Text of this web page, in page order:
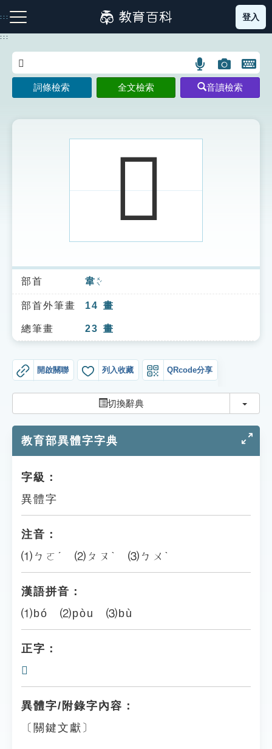
到
主
:::
注音索引圖示 筆畫索引圖示 部首索引表圖示
索引選單
知識索引
單字索引
貓頭鷹博士
登入
:::
語
言
搜
示
圖
片
搜
開
鍵
圖
詞條檢索 全文檢索 音讀檢索
𩏯
部首 韋 ㄨㄟˊ
部首外筆畫 14 畫
總筆畫 23 畫
開啟關聯 列入收藏 QRcode分享
切換辭典 切換
教育部異體字字典
字級：
異體字
注音：
⑴ㄅㄛˊ ⑵ㄆㄡˋ ⑶ㄅㄨˋ
漢語拼音：
⑴bó ⑵pòu ⑶bù
正字：
𩍿
異體字/附錄字內容：
〔關鍵文獻〕